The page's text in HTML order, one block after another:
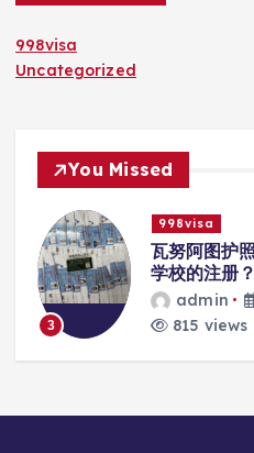
998visa
Uncategorized
You Missed
3
998visa
瓦努阿图护
学校的注册？
admin
815 views